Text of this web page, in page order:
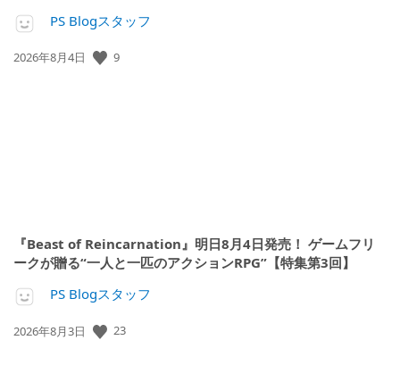
PS Blogスタッフ
公
2026年8月4日 9
『Beast of Reincarnation』明日8月4日発売！ ゲームフリ
ークが贈る“一人と一匹のアクションRPG”【特集第3回】
PS Blogスタッフ
公
2026年8月3日 23